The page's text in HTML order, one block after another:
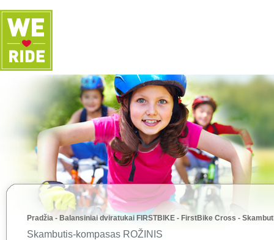
Pradžia - Balansiniai dviratukai FIRSTBIKE - FirstBike Cross -
Skambutis-kompasas ROŽINIS